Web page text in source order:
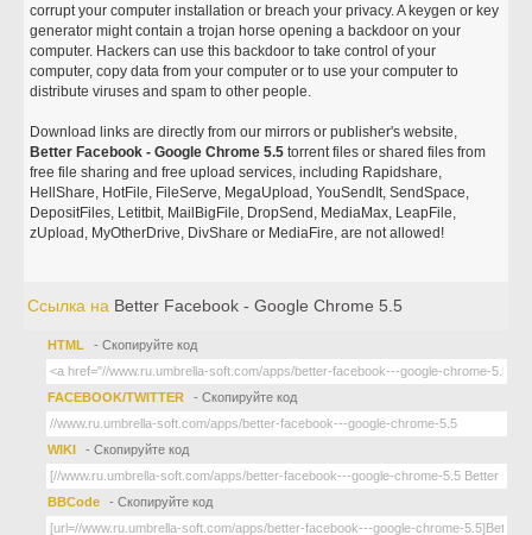
corrupt your computer installation or breach your privacy. A keygen or key
generator might contain a trojan horse opening a backdoor on your
computer. Hackers can use this backdoor to take control of your
computer, copy data from your computer or to use your computer to
distribute viruses and spam to other people.
Download links are directly from our mirrors or publisher's website,
Better Facebook - Google Chrome 5.5 torrent files or shared files from
free file sharing and free upload services, including Rapidshare,
HellShare, HotFile, FileServe, MegaUpload, YouSendIt, SendSpace,
DepositFiles, Letitbit, MailBigFile, DropSend, MediaMax, LeapFile,
zUpload, MyOtherDrive, DivShare or MediaFire, are not allowed!
Ссылка на Better Facebook - Google Chrome 5.5
HTML - Скопируйте код
FACEBOOK/TWITTER - Скопируйте код
WIKI - Скопируйте код
BBCode - Скопируйте код